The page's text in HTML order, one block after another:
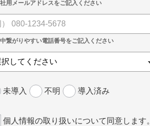
未導入 不明 導入済み
個人情報の取り扱いについて同意します。